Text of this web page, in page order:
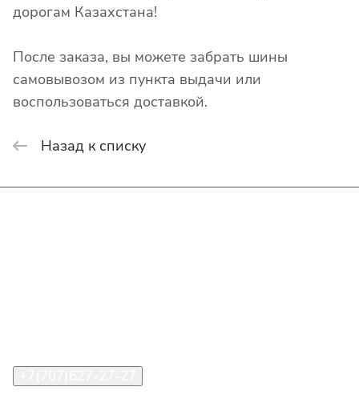
дорогам Казахстана!
После заказа, вы можете забрать шины
самовывозом из пункта выдачи или
воспользоваться доставкой.
Назад к списку